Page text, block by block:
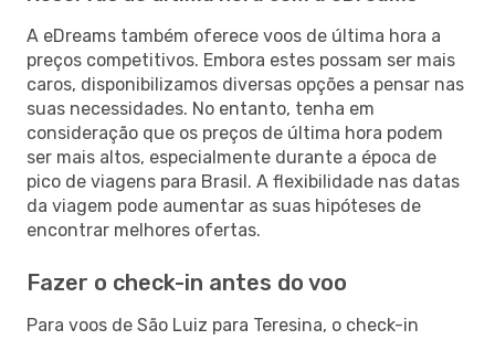
A eDreams também oferece voos de última hora a
preços competitivos. Embora estes possam ser mais
caros, disponibilizamos diversas opções a pensar nas
suas necessidades. No entanto, tenha em
consideração que os preços de última hora podem
ser mais altos, especialmente durante a época de
pico de viagens para Brasil. A flexibilidade nas datas
da viagem pode aumentar as suas hipóteses de
encontrar melhores ofertas.
Fazer o check-in antes do voo
Para voos de São Luiz para Teresina, o check-in